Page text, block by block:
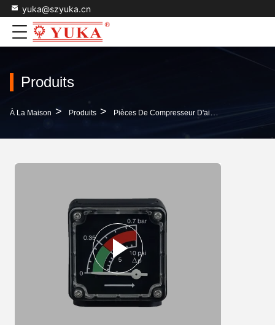
yuka@szyuka.cn
Produits
À La Maison > Produits > Pièces De Compresseur D'air >